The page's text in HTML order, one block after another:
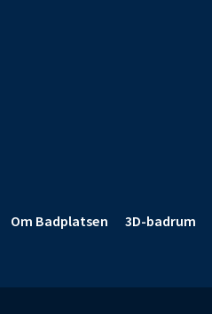
Om Badplatsen 3D-badrum